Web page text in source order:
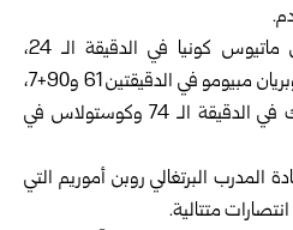
سجل أهداف اليونايتد كل من ماتيوس كونيا في الدقيقة الـ 24،
وكاسيميرو في الدقيقة الـ 34، وبريان مبيومو في الدقيقتين 61 و90+7،
بينما سجل كل من داني ويلبيك في الدقيقة الـ 74 وكوستولاس في
المدرب البرتغالي روبن أموريم التي
متتالية.